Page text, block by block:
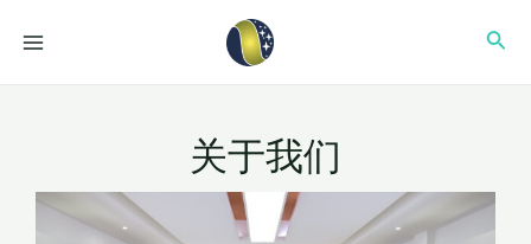
搜
关于我们